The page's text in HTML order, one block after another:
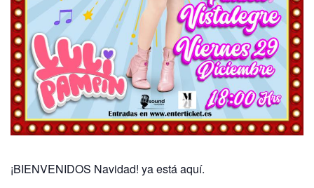
¡BIENVENIDOS Navidad! ya está aquí.